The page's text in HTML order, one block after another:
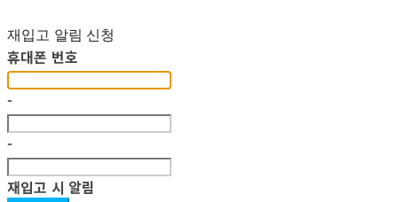
재입고 알림 신청
휴대폰 번호
-
-
재입고 시 알림